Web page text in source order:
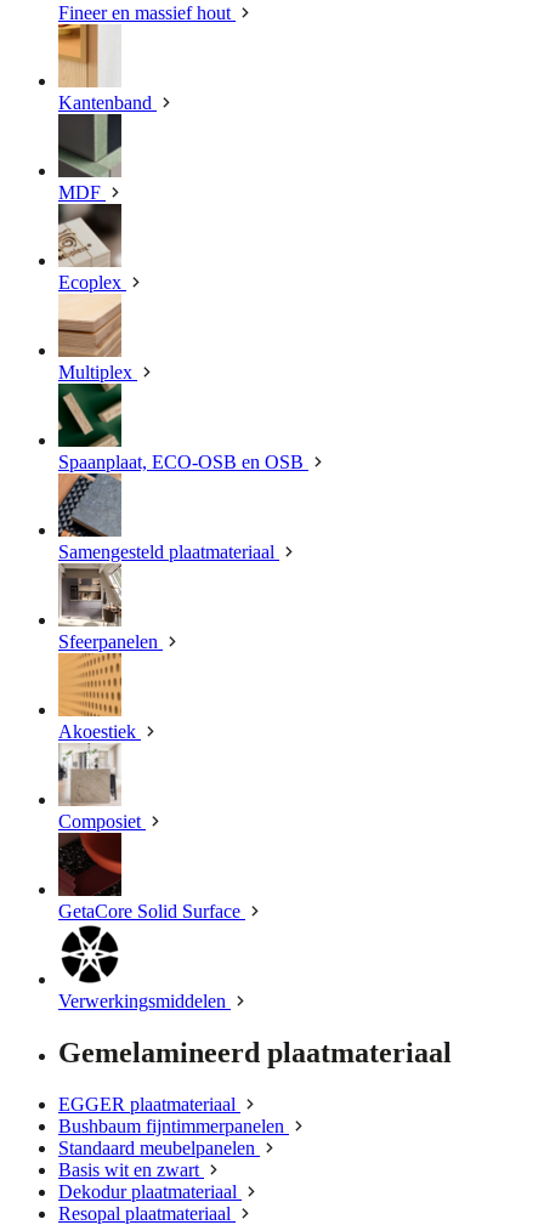
Fineer en massief hout
Kantenband
MDF
Ecoplex
Multiplex
Spaanplaat, ECO-OSB en OSB
Samengesteld plaatmateriaal
Sfeerpanelen
Akoestiek
Composiet
GetaCore Solid Surface
Verwerkingsmiddelen
Gemelamineerd plaatmateriaal
EGGER plaatmateriaal
Bushbaum fijntimmerpanelen
Standaard meubelpanelen
Basis wit en zwart
Dekodur plaatmateriaal
Resopal plaatmateriaal